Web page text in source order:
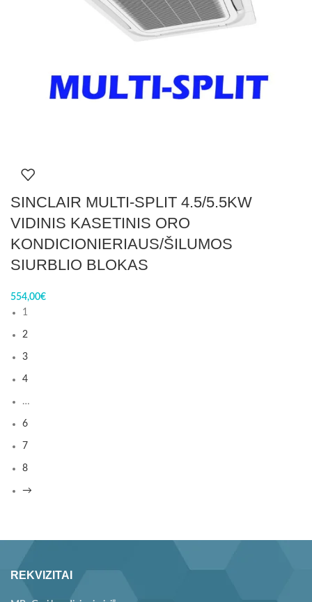
SINCLAIR MULTI-SPLIT 4.5/5.5KW
VIDINIS KASETINIS ORO
KONDICIONIERIAUS/ŠILUMOS
SIURBLIO BLOKAS
554,00€
1
2
3
4
…
6
7
8
→
REKVIZITAI